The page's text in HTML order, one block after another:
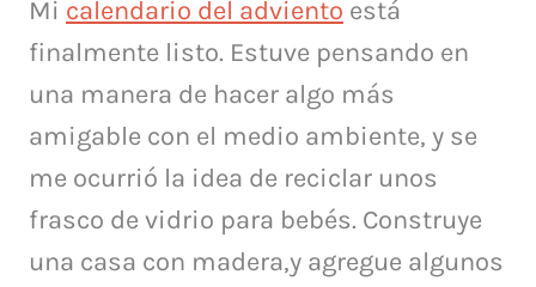
Mi calendario del adviento está
finalmente listo. Estuve pensando en
una manera de hacer algo más
amigable con el medio ambiente, y se
me ocurrió la idea de reciclar unos
frasco de vidrio para bebés. Construye
una casa con madera,y agregue algunos